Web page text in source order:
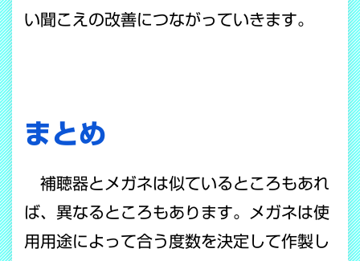
い聞こえの改善につながっていきます。
まとめ
補聴器とメガネは似ているところもあれ
ば、異なるところもあります。メガネは使
用用途によって合う度数を決定して作製し